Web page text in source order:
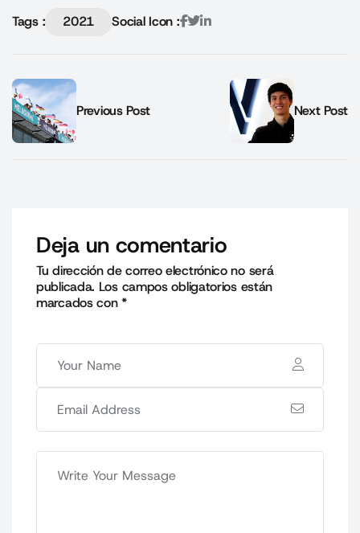
Tags : 2021 Social Icon :
Previous Post Next Post
Deja un comentario
Tu dirección de correo electrónico no será
publicada. Los campos obligatorios están
marcados con*